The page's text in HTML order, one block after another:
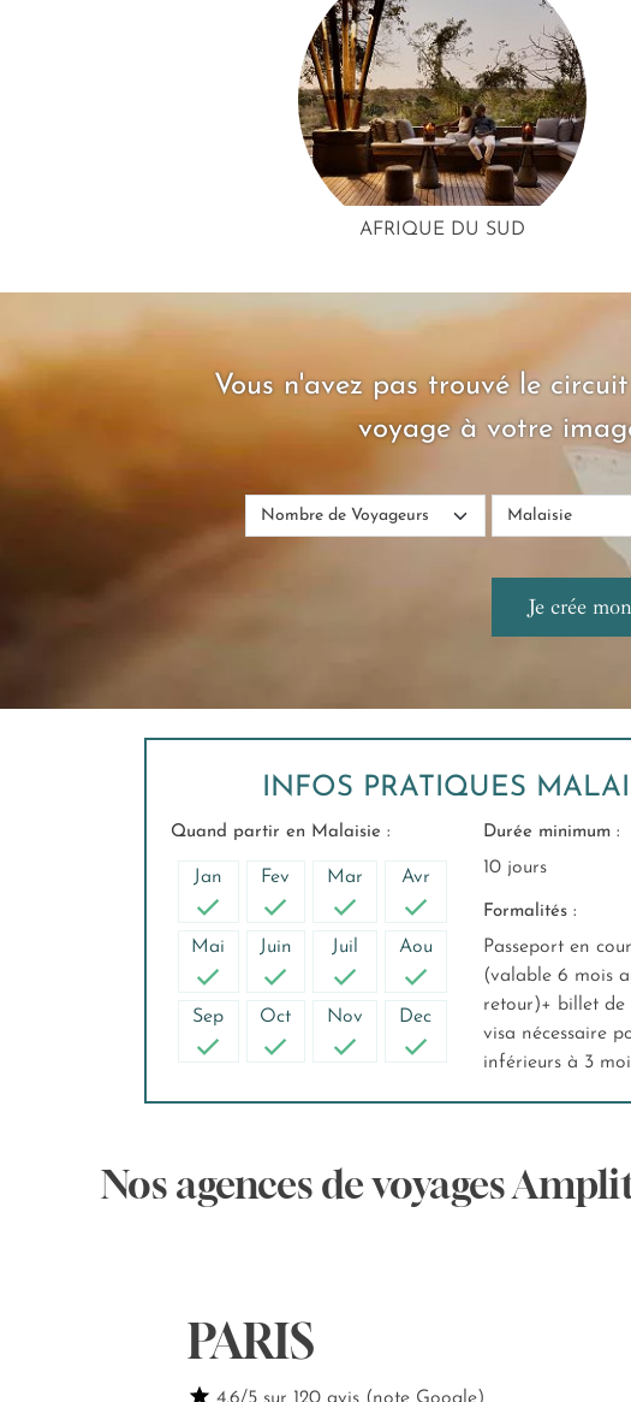
AFRIQUE DU SUD
Vous n'avez pas trouvé le
voyage à votre
INFOS PRATIQUES
Quand partir en Malaisie :
Jan Fev Mar Avr
Mai Juin Juil Aou
Sep Oct Nov Dec
Durée minimum :
10 jours
Formalités :
Passeport en
(valable 6 mois
retour)+ billet de
visa nécessaire
inférieurs à 3
Nos agences de voyages
PARIS